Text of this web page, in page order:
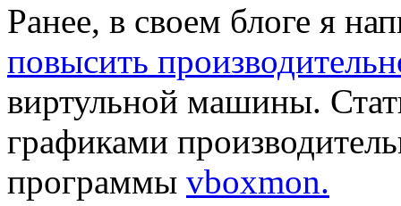
Ранее, в своем блоге я
повысить
виртульной машины.
графиками
программы vboxmon.